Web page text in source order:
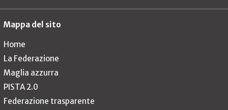
Mappa del sito
Home
La Federazione
Maglia azzurra
PISTA 2.0
Federazione trasparente